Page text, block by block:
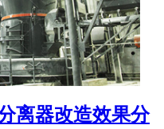
离器改造效果分